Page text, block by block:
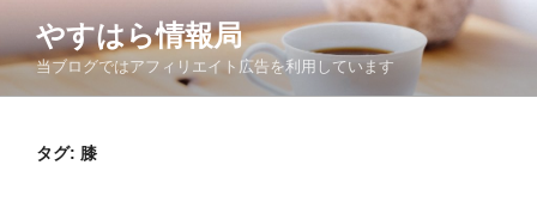
テ
ン
やすはら情報局
当ブログではアフィリエイト広告を利用しています
タグ: 膝